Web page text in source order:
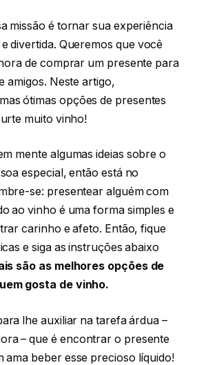
missão é tornar sua experiência
e divertida. Queremos que você
de comprar um presente para
amigos. Neste artigo,
ótimas opções de presentes
muito vinho!
mente algumas ideias sobre o
especial, então está no
se: presentear alguém com
ao vinho é uma forma simples e
carinho e afeto. Então, fique
e siga as instruções abaixo
são as melhores opções de
gosta de vinho.
lhe auxiliar na tarefa árdua –
– que é encontrar o presente
ama beber esse precioso líquido!